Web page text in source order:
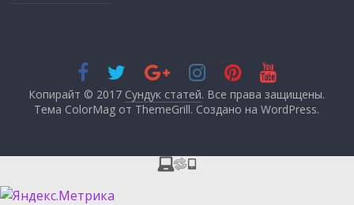
Копирайт © 2017 Сундук статей. Все права защищены.
Тема ColorMag от ThemeGrill. Создано наWordPress.